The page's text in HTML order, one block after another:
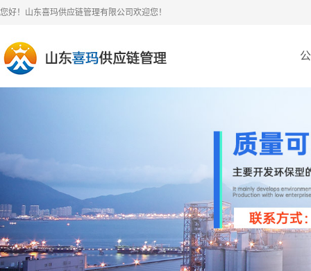
您好！山东喜玛供应链管理有限公司欢迎您！